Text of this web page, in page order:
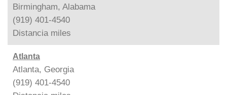
Birmingham, Alabama
(919) 401-4540
Distancia miles
Atlanta
Atlanta, Georgia
(919) 401-4540